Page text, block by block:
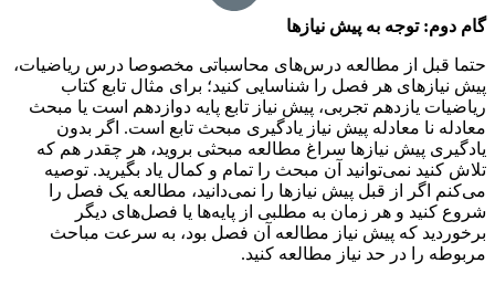
گام دوم: توجه به پیش نیازها
حتما قبل از مطالعه درس‌های محاسباتی مخصوصا درس ریاضیات،
پیش نیازهای هر فصل را شناسایی کنید؛ برای مثال تابع کتاب
ریاضیات یازدهم تجربی، پیش نیاز تابع پایه دوازدهم است یا مبحث
معادله نا معادله پیش نیاز یادگیری مبحث تابع است. اگر بدون
یادگیری پیش نیازها سراغ مطالعه مبحثی بروید، هر چقدر هم که
تلاش کنید نمی‌توانید آن مبحث را تمام و کمال یاد بگیرید. توصیه
می‌کنم اگر از قبل پیش نیازها را نمی‌دانید، مطالعه یک فصل را
شروع کنید و هر زمان به مطلبی از پایه‌ها یا فصل‌های دیگر
برخوردید که پیش نیاز مطالعه آن فصل بود، به سرعت مباحث
مربوطه را در حد نیاز مطالعه کنید.